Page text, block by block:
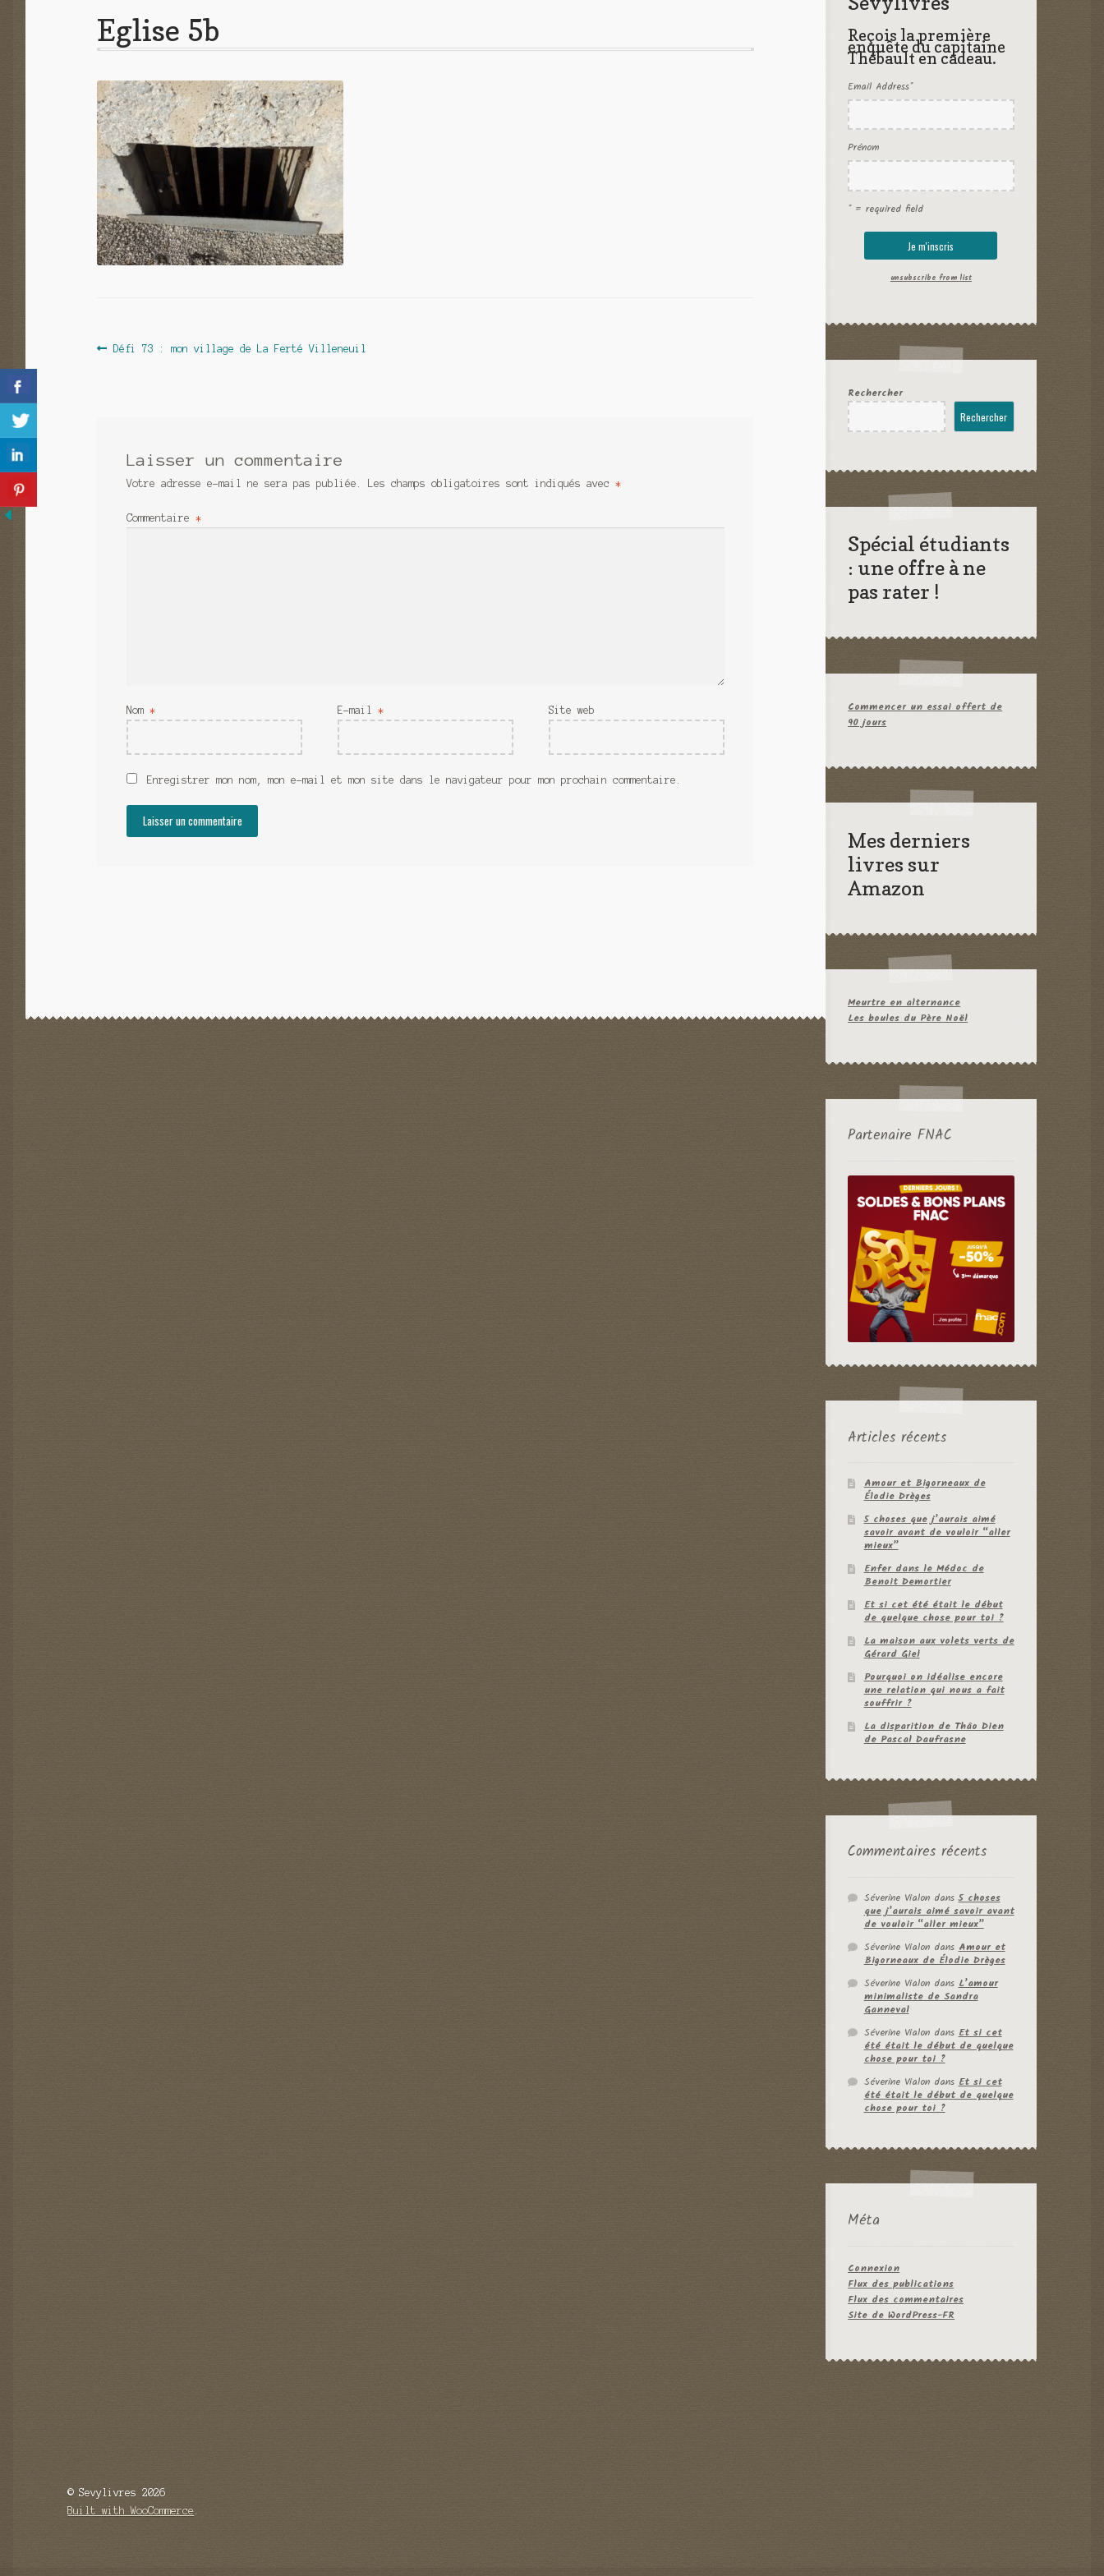
Eglise 5b
Navigation
Article
Défi 73 : mon village de La Ferté Villeneuil
Laisser un commentaire
Votre adresse e-mail ne sera pas publiée. Les champs obligatoires sont indiqués avec*
Commentaire*
Nom* E-mail* Site web
Enregistrer mon nom, mon e-mail et mon site dans le navigateur pour mon prochain commentaire.
Reçois la première
enquête du capitaine
Thébault en cadeau.
Email Address*
Prénom
* = required field
unsubscribe from list
Rechercher
Rechercher
Spécial étudiants
: une offre à ne
pas rater !
Commencer un essai offert de
90 jours
Mes derniers
livres sur
Amazon
Meurtre en alternance
Les boules du Père Noël
Partenaire FNAC
Articles récents
Amour et Bigorneaux de
Élodie Drèges
5 choses que j’aurais aimé
savoir avant de vouloir “aller
mieux”
Enfer dans le Médoc de
Benoit Demortier
Et si cet été était le début
de quelque chose pour toi ?
La maison aux volets verts de
Gérard Giel
Pourquoi on idéalise encore
une relation qui nous a fait
souffrir ?
La disparition de Thâo Dien
de Pascal Daufrasne
Commentaires récents
Séverine Vialondans5 choses
que j’aurais aimé savoir avant
de vouloir “aller mieux”
Séverine VialondansAmour et
Bigorneaux de Élodie Drèges
Séverine VialondansL’amour
minimaliste de Sandra
Ganneval
Séverine VialondansEt si cet
été était le début de quelque
chose pour toi ?
Séverine VialondansEt si cet
été était le début de quelque
chose pour toi ?
Méta
Connexion
Flux des publications
Flux des commentaires
Site de WordPress-FR
© Sevylivres 2026
Built with WooCommerce